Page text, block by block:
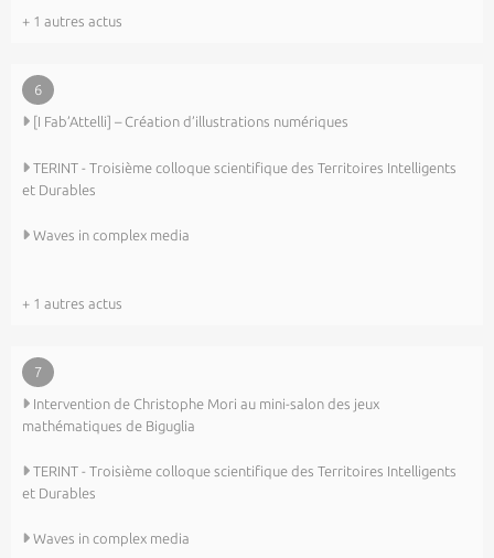
+ 1 autres actus
6
[I Fab’Attelli] – Création d’illustrations numériques
TERINT - Troisième colloque scientifique des Territoires Intelligents
et Durables
Waves in complex media
+ 1 autres actus
7
Intervention de Christophe Mori au mini-salon des jeux
mathématiques de Biguglia
TERINT - Troisième colloque scientifique des Territoires Intelligents
et Durables
Waves in complex media